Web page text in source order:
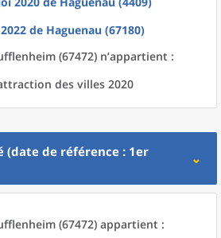
de Haguenau (67180)
(67472) n’appartient :
des villes 2020
de référence : 1er
(67472) appartient :